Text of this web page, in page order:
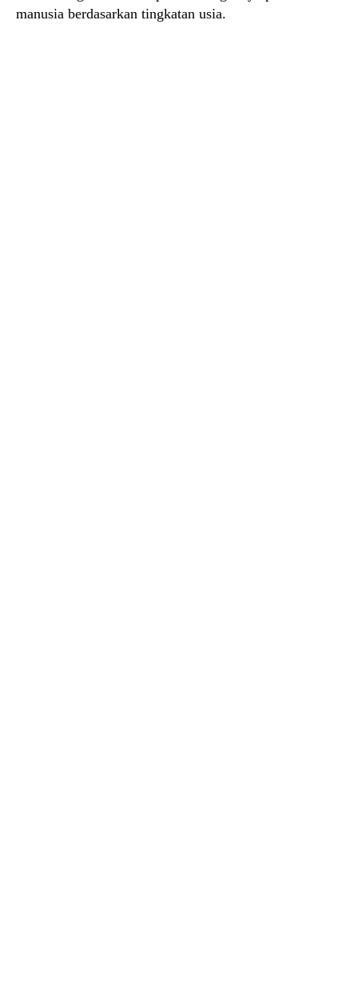
manusia berdasarkan tingkatan usia.